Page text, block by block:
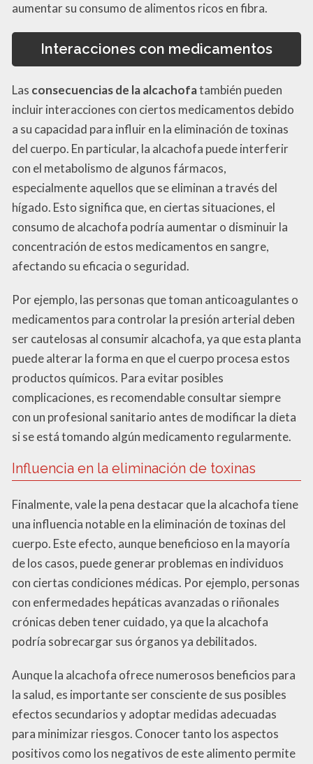
aumentar su consumo de alimentos ricos en fibra.
Interacciones con medicamentos
Las consecuencias de la alcachofatambién pueden
incluir interacciones con ciertos medicamentos debido
a su capacidad para influir en la eliminación de toxinas
del cuerpo. En particular, la alcachofa puede interferir
con el metabolismo de algunos fármacos,
especialmente aquellos que se eliminan a través del
hígado. Esto significa que, en ciertas situaciones, el
consumo de alcachofa podría aumentar o disminuir la
concentración de estos medicamentos en sangre,
afectando su eficacia o seguridad.
Por ejemplo, las personas que toman anticoagulantes o
medicamentos para controlar la presión arterial deben
ser cautelosas al consumir alcachofa, ya que esta planta
puede alterar la forma en que el cuerpo procesa estos
productos químicos. Para evitar posibles
complicaciones, es recomendable consultar siempre
con un profesional sanitario antes de modificar la dieta
si se está tomando algún medicamento regularmente.
Influencia en la eliminación de toxinas
Finalmente, vale la pena destacar que la alcachofa tiene
una influencia notable en la eliminación de toxinas del
cuerpo. Este efecto, aunque beneficioso en la mayoría
de los casos, puede generar problemas en individuos
con ciertas condiciones médicas. Por ejemplo, personas
con enfermedades hepáticas avanzadas o riñonales
crónicas deben tener cuidado, ya que la alcachofa
podría sobrecargar sus órganos ya debilitados.
Aunque la alcachofa ofrece numerosos beneficios para
la salud, es importante ser consciente de sus posibles
efectos secundarios y adoptar medidas adecuadas
para minimizar riesgos. Conocer tanto los aspectos
positivos como los negativos de este alimento permite